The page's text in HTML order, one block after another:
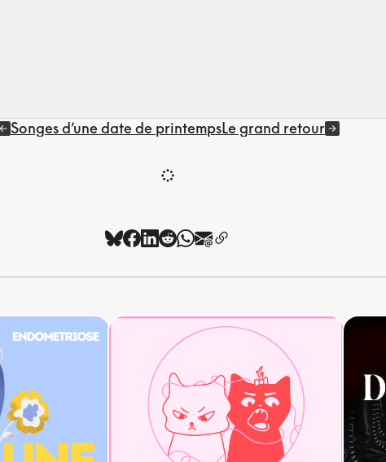
Songes d’une date de printempsLe grand retour